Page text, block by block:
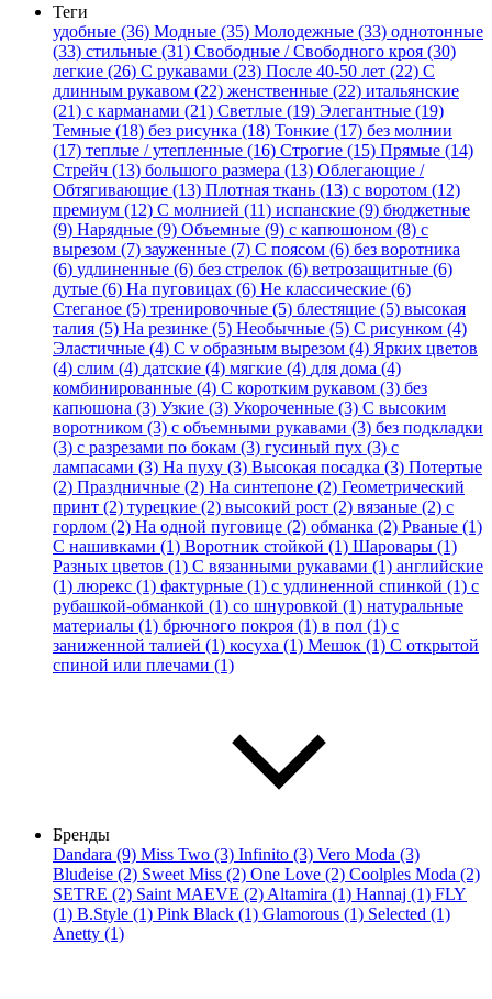
Теги
удобные (36) Модные (35) Молодежные (33) однотонные
(33) стильные (31) Свободные / Свободного кроя (30)
легкие (26) С рукавами (23) После 40-50 лет (22) С
длинным рукавом (22) женственные (22) итальянские
(21) с карманами (21) Светлые (19) Элегантные (19)
Темные (18) без рисунка (18) Тонкие (17) без молнии
(17) теплые / утепленные (16) Строгие (15) Прямые (14)
Стрейч (13) большого размера (13) Облегающие /
Обтягивающие (13) Плотная ткань (13) с воротом (12)
премиум (12) С молнией (11) испанские (9) бюджетные
(9) Нарядные (9) Объемные (9) с капюшоном (8) с
вырезом (7) зауженные (7) С поясом (6) без воротника
(6) удлиненные (6) без стрелок (6) ветрозащитные (6)
дутые (6) На пуговицах (6) Не классические (6)
Стеганое (5) тренировочные (5) блестящие (5) высокая
талия (5) На резинке (5) Необычные (5) С рисунком (4)
Эластичные (4) С v образным вырезом (4) Ярких цветов
(4) слим (4) датские (4) мягкие (4) для дома (4)
комбинированные (4) С коротким рукавом (3) без
капюшона (3) Узкие (3) Укороченные (3) С высоким
воротником (3) с объемными рукавами (3) без подкладки
(3) с разрезами по бокам (3) гусиный пух (3) с
лампасами (3) На пуху (3) Высокая посадка (3) Потертые
(2) Праздничные (2) На синтепоне (2) Геометрический
принт (2) турецкие (2) высокий рост (2) вязаные (2) с
горлом (2) На одной пуговице (2) обманка (2) Рваные (1)
С нашивками (1) Воротник стойкой (1) Шаровары (1)
Разных цветов (1) С вязанными рукавами (1) английские
(1) люрекс (1) фактурные (1) с удлиненной спинкой (1) с
рубашкой-обманкой (1) со шнуровкой (1) натуральные
материалы (1) брючного покроя (1) в пол (1) с
заниженной талией (1) косуха (1) Мешок (1) С открытой
спиной или плечами (1)
Бренды
Dandara (9) Miss Two (3) Infinito (3) Vero Moda (3)
Bludeise (2) Sweet Miss (2) One Love (2) Coolples Moda (2)
SETRE (2) Saint MAEVE (2) Altamira (1) Hannaj (1) FLY
(1) B.Style (1) Pink Black (1) Glamorous (1) Selected (1)
Anetty (1)